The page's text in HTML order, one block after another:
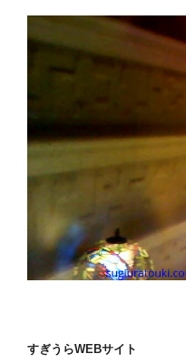
すぎうらWEBサイト